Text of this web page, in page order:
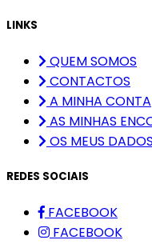
LINKS
QUEM SOMOS
CONTACTOS
A MINHA CONTA
AS MINHAS
OS MEUS
REDES SOCIAIS
FACEBOOK
FACEBOOK